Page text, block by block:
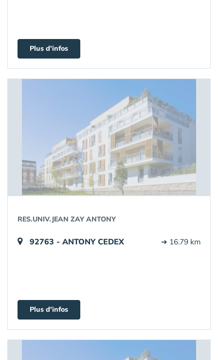
Plus d'infos
RES.UNIV.JEAN ZAY ANTONY
92763 - ANTONY CEDEX ➔ 16.79 km
Plus d'infos